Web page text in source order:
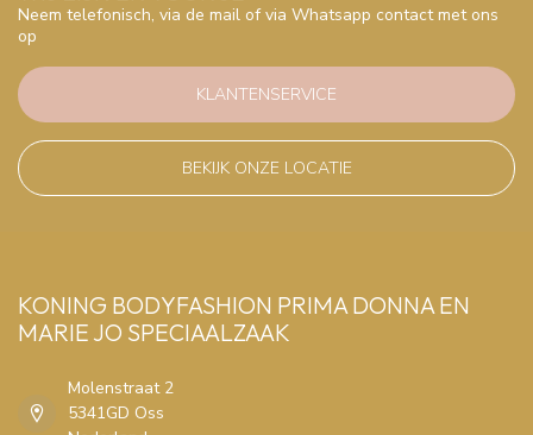
Neem telefonisch, via de mail of via Whatsapp contact met ons
op
KLANTENSERVICE
BEKIJK ONZE LOCATIE
KONING BODYFASHION PRIMA DONNA EN
MARIE JO SPECIAALZAAK
Molenstraat 2
5341GD Oss